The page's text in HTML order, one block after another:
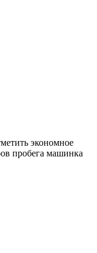
экономное
пробега машинка